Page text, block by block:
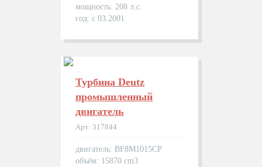
мощность: 208 л.с.
год: с 03.2001
Турбина Deutz
промышленный
двигатель
Арт: 317844
двигатель: BF8M1015CP
объём: 15870 cm3